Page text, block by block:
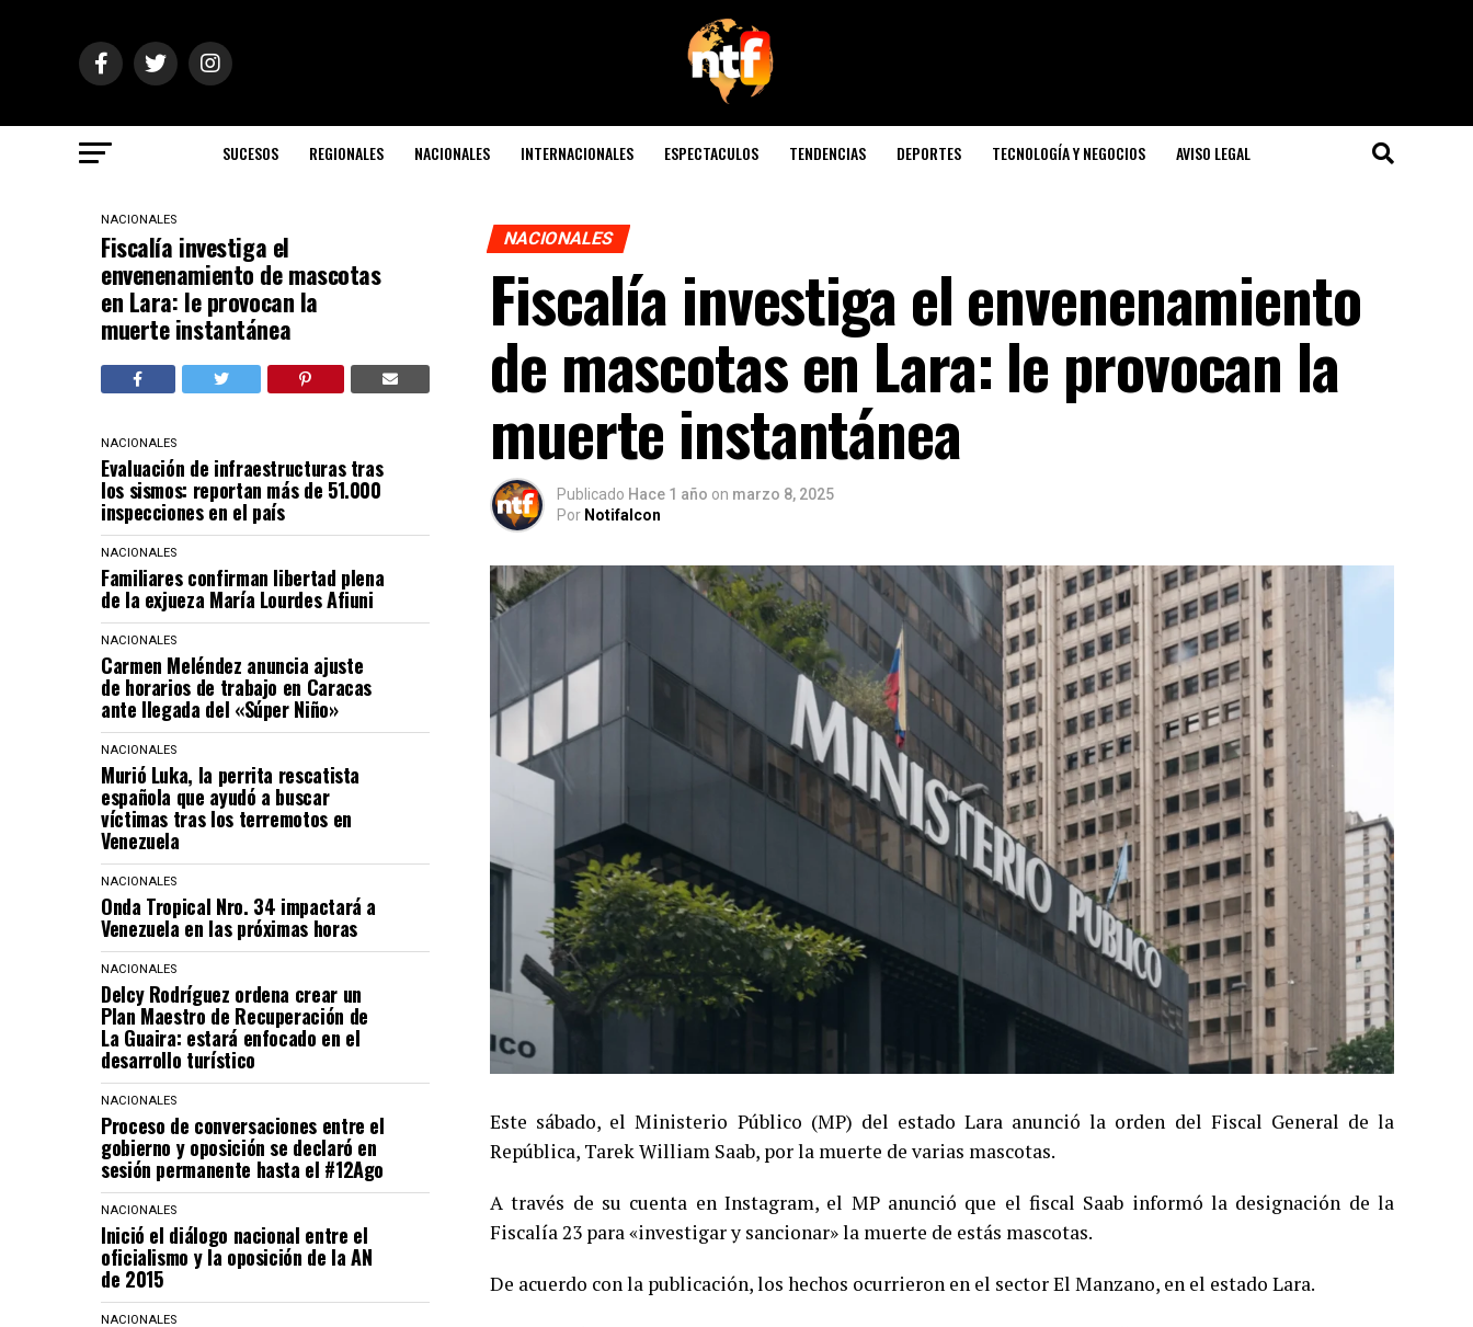
SUCESOS REGIONALES NACIONALES INTERNACIONALES ESPECTACULOS TENDENCIAS DEPORTES TECNOLOGÍA Y NEGOCIOS AVISO LEGAL
NACIONALES
Fiscalía investiga el
envenenamiento de mascotas
en Lara: le provocan la
muerte instantánea
NACIONALES
Evaluación de infraestructuras tras
los sismos: reportan más de 51.000
inspecciones en el país
NACIONALES
Familiares confirman libertad plena
de la exjueza María Lourdes Afiuni
NACIONALES
Carmen Meléndez anuncia ajuste
de horarios de trabajo en Caracas
ante llegada del «Súper Niño»
NACIONALES
Murió Luka, la perrita rescatista
española que ayudó a buscar
víctimas tras los terremotos en
Venezuela
NACIONALES
Onda Tropical Nro. 34 impactará a
Venezuela en las próximas horas
NACIONALES
Delcy Rodríguez ordena crear un
Plan Maestro de Recuperación de
La Guaira: estará enfocado en el
desarrollo turístico
NACIONALES
Proceso de conversaciones entre el
gobierno y oposición se declaró en
sesión permanente hasta el #12Ago
NACIONALES
Inició el diálogo nacional entre el
oficialismo y la oposición de la AN
de 2015
NACIONALES
NACIONALES
Fiscalía investiga el envenenamiento
de mascotas en Lara: le provocan la
muerte instantánea
Publicado Hace 1 año on marzo 8, 2025
Por Notifalcon
Este sábado, el Ministerio Público (MP) del estado Lara anunció la orden del Fiscal General de la
República, Tarek William Saab, por la muerte de varias mascotas.
A través de su cuenta en Instagram, el MP anunció que el fiscal Saab informó la designación de la
Fiscalía 23 para «investigar y sancionar» la muerte de estás mascotas.
De acuerdo con la publicación, los hechos ocurrieron en el sector El Manzano, en el estado Lara.